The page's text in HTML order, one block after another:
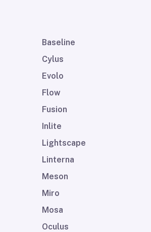
Baseline
Cylus
Evolo
Flow
Fusion
Inlite
Lightscape
Linterna
Meson
Miro
Mosa
Oculus